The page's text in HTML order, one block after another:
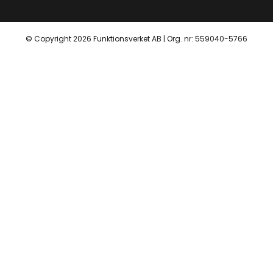
© Copyright 2026 Funktionsverket AB | Org. nr: 559040-5766